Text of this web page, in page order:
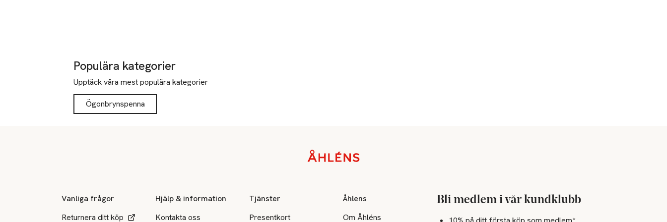
Populära kategorier
Upptäck våra mest populära kategorier
Ögonbrynspenna
Vanliga frågor
Returnera ditt köp
Hjälp & information
Kontakta oss
Tjänster
Presentkort
Åhlens
Om Åhléns
Bli medlem i vår kundklubb